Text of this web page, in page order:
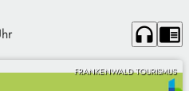
headphones chrome_reader_mode
FRANKENWALD TOURISMUS